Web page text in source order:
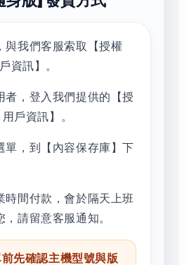
與我們客服索取【授權
資訊】。
者，登入我們提供的【授
戶資訊】。
單，到【內容保存庫】下
時間付款，會於隔天上班
，請留意客服通知。
先確認主機型號與版